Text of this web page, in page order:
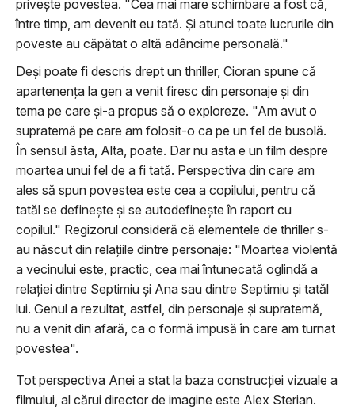
privește povestea. "Cea mai mare schimbare a fost că,
între timp, am devenit eu tată. Și atunci toate lucrurile din
poveste au căpătat o altă adâncime personală."
Deși poate fi descris drept un thriller, Cioran spune că
apartenenţa la gen a venit firesc din personaje și din
tema pe care și-a propus să o exploreze. "Am avut o
supratemă pe care am folosit-o ca pe un fel de busolă.
În sensul ăsta, Alta, poate. Dar nu asta e un film despre
moartea unui fel de a fi tată. Perspectiva din care am
ales să spun povestea este cea a copilului, pentru că
tatăl se definește și se autodefinește în raport cu
copilul." Regizorul consideră că elementele de thriller s-
au născut din relațiile dintre personaje: "Moartea violentă
a vecinului este, practic, cea mai întunecată oglindă a
relației dintre Septimiu și Ana sau dintre Septimiu și tatăl
lui. Genul a rezultat, astfel, din personaje și supratemă,
nu a venit din afară, ca o formă impusă în care am turnat
povestea".
Tot perspectiva Anei a stat la baza construcției vizuale a
filmului, al cărui director de imagine este Alex Sterian.